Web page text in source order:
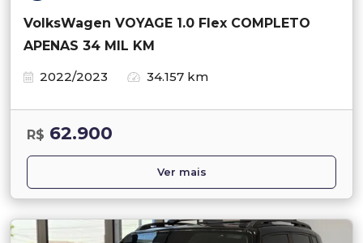
VolksWagen VOYAGE 1.0 Flex COMPLETO
APENAS 34 MIL KM
2022/2023
34.157 km
R$ 62.900
Ver mais